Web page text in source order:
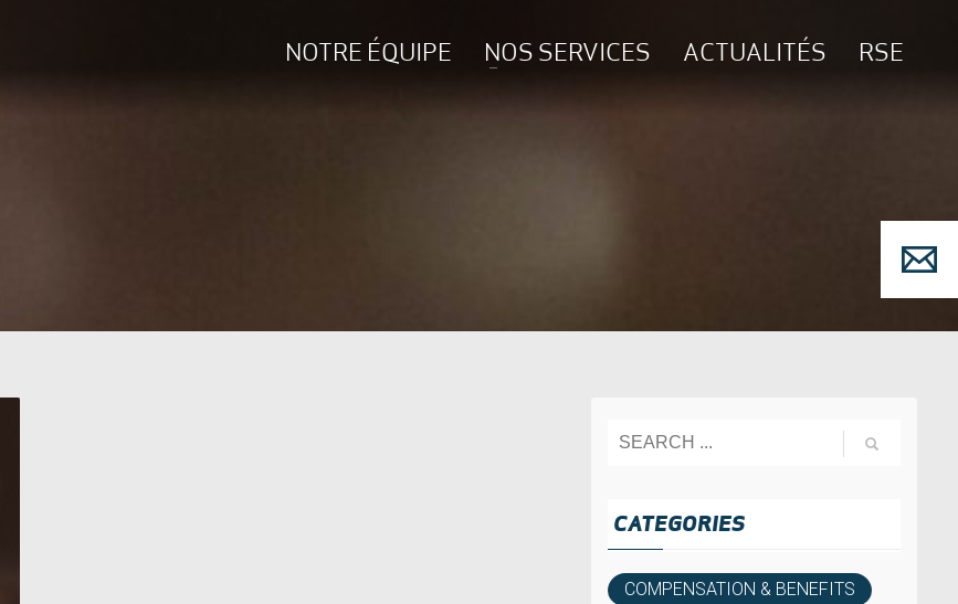
NOTRE ÉQUIPE NOS SERVICES ACTUALITÉS RSE
CATEGORIES
COMPENSATION & BENEFITS